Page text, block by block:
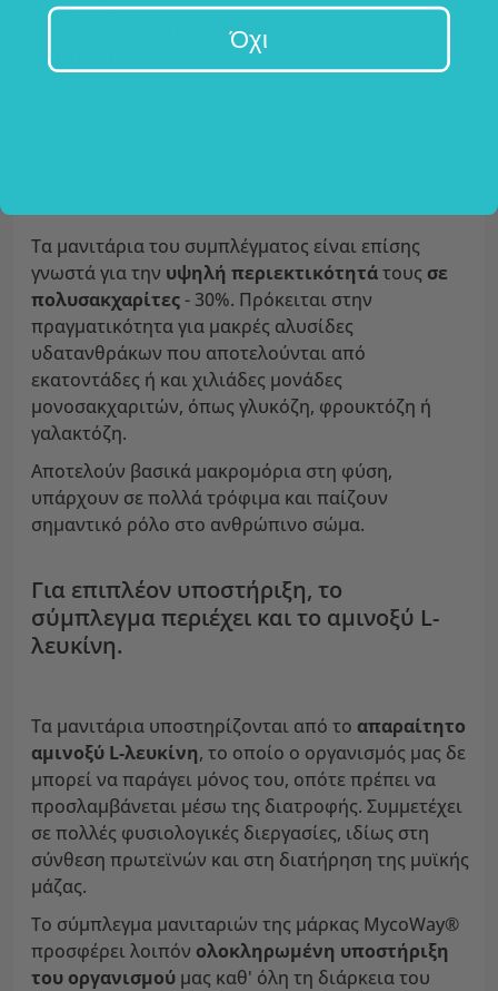
έχουν διανοητικά απαιτητικές εργασίες και τους
Τα μανιτάρια του συμπλέγματος είναι επίσης
γνωστά για την υψηλή περιεκτικότητάτους σε
πολυσακχαρίτες- 30%. Πρόκειται στην
πραγματικότητα για μακρές αλυσίδες
υδατανθράκων που αποτελούνται από
εκατοντάδες ή και χιλιάδες μονάδες
μονοσακχαριτών, όπως γλυκόζη, φρουκτόζη ή
γαλακτόζη.
Αποτελούν βασικά μακρομόρια στη φύση,
υπάρχουν σε πολλά τρόφιμα και παίζουν
σημαντικό ρόλο στο ανθρώπινο σώμα.
Για επιπλέον υποστήριξη, το
σύμπλεγμα περιέχει και το αμινοξύ L-
λευκίνη.
Τα μανιτάρια υποστηρίζονται από το απαραίτητο
αμινοξύ L-λευκίνη, το οποίο ο οργανισμός μας δε
μπορεί να παράγει μόνος του, οπότε πρέπει να
προσλαμβάνεται μέσω της διατροφής. Συμμετέχει
σε πολλές φυσιολογικές διεργασίες, ιδίως στη
σύνθεση πρωτεϊνών και στη διατήρηση της μυϊκής
μάζας.
Το σύμπλεγμα μανιταριών της μάρκας MycoWay®
προσφέρει λοιπόν ολοκληρωμένη υποστήριξη
του οργανισμού μας καθ' όλη τη διάρκεια του
Όχι